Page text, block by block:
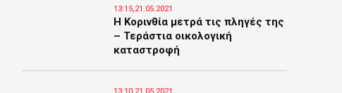
13:15,21.05.2021
Η Κορινθία μετρά τις πληγές της
– Τεράστια οικολογική
καταστροφή